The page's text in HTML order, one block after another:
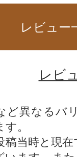
レビュー
レビ
ど異なるバ
。
当時と現